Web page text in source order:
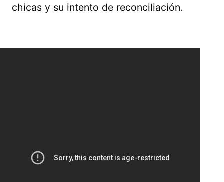
chicas y su intento de reconciliación.